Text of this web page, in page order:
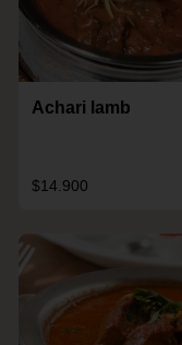
Achari lamb
$14.900